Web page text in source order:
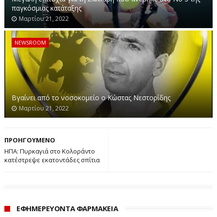
στη θάλασσα
παγκόσμιας κατάταξης
Μαρτίου 21, 2022
NEWSROOM
Βγαίνει από το νοσοκομείο ο Κώστας Νεστορίδης
Μαρτίου 21, 2022
ΠΡΟΗΓΟΥΜΕΝΟ
ΗΠΑ: Πυρκαγιά στο Κολοράντο
κατέστρεψε εκατοντάδες σπίτια
ΕΦΗΜΕΡΕΥΟΝΤΑ ΦΑΡΜΑΚΕΙΑ